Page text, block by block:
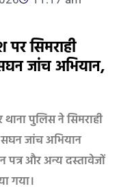
सिमराही
जांच अभियान,
पुलिस ने सिमराही
जांच अभियान
पत्र और अन्य दस्तावेजों
गया।